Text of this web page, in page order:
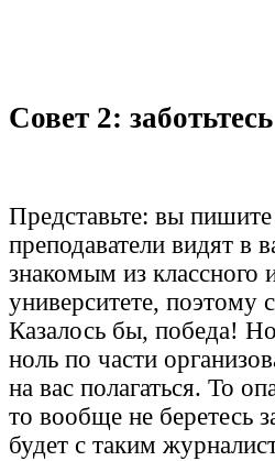
Совет 2:
Представьте: вы
преподаватели видят в
знакомым из классного
университете, поэтому
Казалось бы, победа!
ноль по части
на вас полагаться. То
то вообще не беретесь
будет с таким